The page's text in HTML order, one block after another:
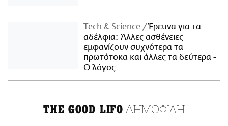
Τech & Science
Έρευνα για τα
αδέλφια: Άλλες ασθένειες
εμφανίζουν συχνότερα τα
πρωτότοκα και άλλες τα δεύτερα -
Ο λόγος
THE GOOD LIFO ΔΗΜΟΦΙΛΗ